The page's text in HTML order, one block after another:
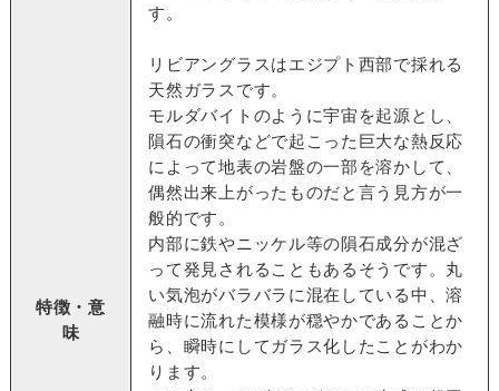
特徴・意
味
す。
リビアングラスはエジプト西部で採れる
天然ガラスです。
モルダバイトのように宇宙を起源とし、
隕石の衝突などで起こった巨大な熱反応
によって地表の岩盤の一部を溶かして、
偶然出来上がったものだと言う見方が一
般的です。
内部に鉄やニッケル等の隕石成分が混ざ
って発見されることもあるそうです。丸
い気泡がバラバラに混在している中、溶
融時に流れた模様が穏やかであることか
ら、瞬時にしてガラス化したことがわか
ります。